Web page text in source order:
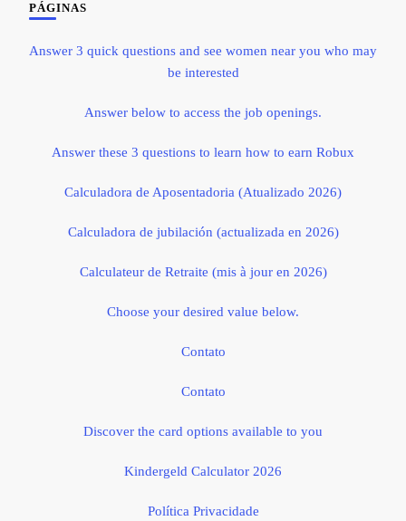
PÁGINAS
Answer 3 quick questions and see women near you who may
be interested
Answer below to access the job openings.
Answer these 3 questions to learn how to earn Robux
Calculadora de Aposentadoria (Atualizado 2026)
Calculadora de jubilación (actualizada en 2026)
Calculateur de Retraite (mis à jour en 2026)
Choose your desired value below.
Contato
Contato
Discover the card options available to you
Kindergeld Calculator 2026
Política Privacidade